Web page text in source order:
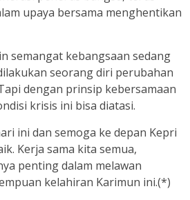
upaya bersama menghentikan
semangat kebangsaan sedang
seorang diri perubahan
dengan prinsip kebersamaan
krisis ini bisa diatasi.
ini dan semoga ke depan Kepri
Kerja sama kita semua,
penting dalam melawan
kelahiran Karimun ini.(*)